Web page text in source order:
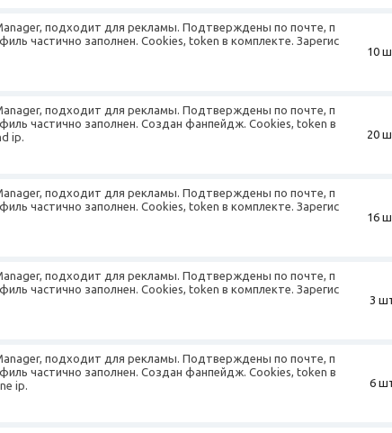
подходит для рекламы. Подтверждены по почте, п
частично заполнен. Cookies, token в комплекте. Зарегис
10
подходит для рекламы. Подтверждены по почте, п
частично заполнен. Создан фанпейдж. Cookies, token в
ip.
20
подходит для рекламы. Подтверждены по почте, п
частично заполнен. Cookies, token в комплекте. Зарегис
16
подходит для рекламы. Подтверждены по почте, п
частично заполнен. Cookies, token в комплекте. Зарегис
3
подходит для рекламы. Подтверждены по почте, п
частично заполнен. Создан фанпейдж. Cookies, token в
ip.
6